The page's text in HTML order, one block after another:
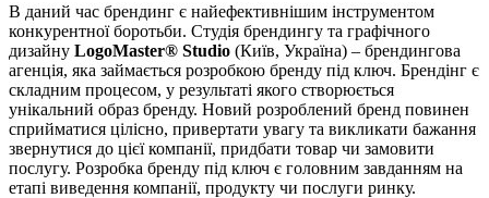
В даний час брендинг є найефективнішим інструментом
конкурентної боротьби. Студія брендингу та графічного
дизайну LogoMaster® Studio (Київ, Україна) – брендингова
агенція, яка займається розробкою бренду під ключ. Брендінг є
складним процесом, у результаті якого створюється
унікальний образ бренду. Новий розроблений бренд повинен
сприйматися цілісно, привертати увагу та викликати бажання
звернутися до цієї компанії, придбати товар чи замовити
послугу. Розробка бренду під ключ є головним завданням на
етапі виведення компанії, продукту чи послуги ринку.